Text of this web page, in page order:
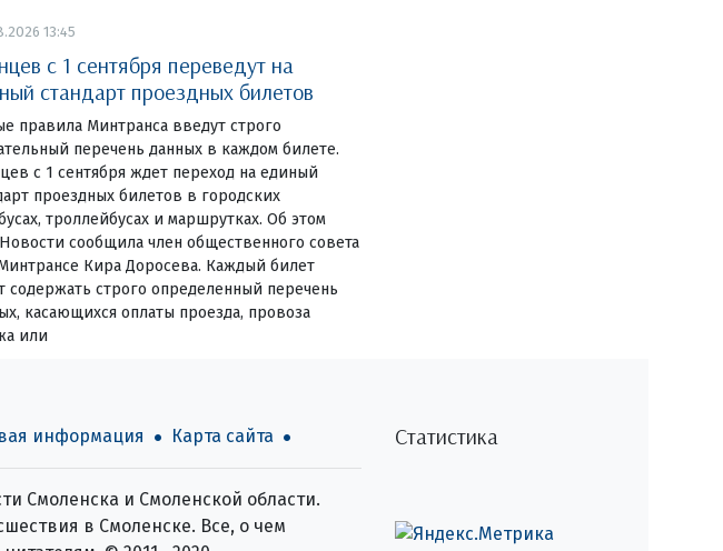
13:45
с 1 сентября переведут на
стандарт проездных билетов
правила Минтранса введут строго
перечень данных в каждом билете.
с 1 сентября ждет переход на единый
проездных билетов в городских
троллейбусах и маршрутках. Об этом
сообщила член общественного совета
Кира Доросева. Каждый билет
содержать строго определенный перечень
касающихся оплаты проезда, провоза
или
информация Карта сайта
Смоленска и Смоленской области.
в Смоленске. Все, о чем
Статистика